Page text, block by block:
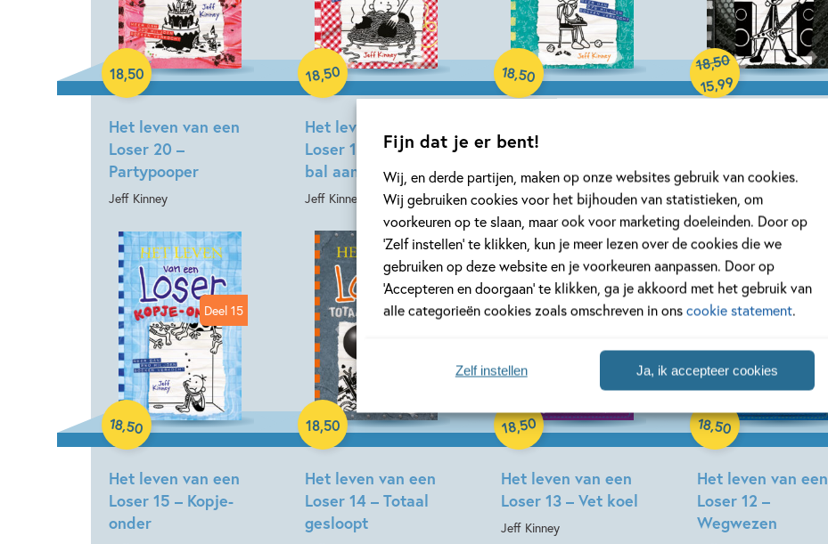
Fijn dat je er bent!
Wij, en derde partijen, maken op onze websites gebruik van cookies.
Wij gebruiken cookies voor het bijhouden van statistieken, om
voorkeuren op te slaan, maar ook voor marketing doeleinden. Door op
‘Zelf instellen’ te klikken, kun je meer lezen over de cookies die we
gebruiken op deze website en je voorkeuren aanpassen. Door op
‘Accepteren en doorgaan’ te klikken, ga je akkoord met het gebruik van
alle categorieën cookies zoals omschreven in onscookie statement.
Ja, ik accepteer cookies
Zelf instellen
Het leven van een
Loser 20 –
Partypooper
Jeff Kinney
18,50
Hardcover
Het leven van een
Loser 19 – Geen
bal aan
Jeff Kinney
18,50
Hardcover
Loser 18 –
Inkoppertje
Jeff Kinney
18,50
Hardcover
eraf
Jeff Kinney
18,50
15,99
Hardcover
Deel 15
Het leven van een
Loser 15 – Kopje-
onder
18,50
Hardcover
Deel 14
Het leven van een
Loser 14 – Totaal
gesloopt
18,50
Hardcover
Deel 13
Het leven van een
Loser 13 – Vet koel
Jeff Kinney
18,50
Hardcover
Deel 12
Het leven van een
Loser 12 –
Wegwezen
18,50
Hardcover